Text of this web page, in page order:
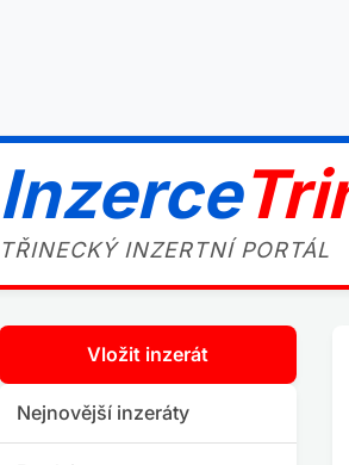
Inzerce
TŘINECKÝ INZERTNÍ PORTÁL
Vložit inzerát
Nejnovější inzeráty